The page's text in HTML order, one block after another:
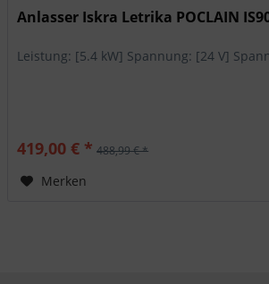
Anlasser Iskra Letrika POCLAIN
Leistung: [5.4 kW] Spannung: [24 V]
419,00 € * 488,99 € *
Merken